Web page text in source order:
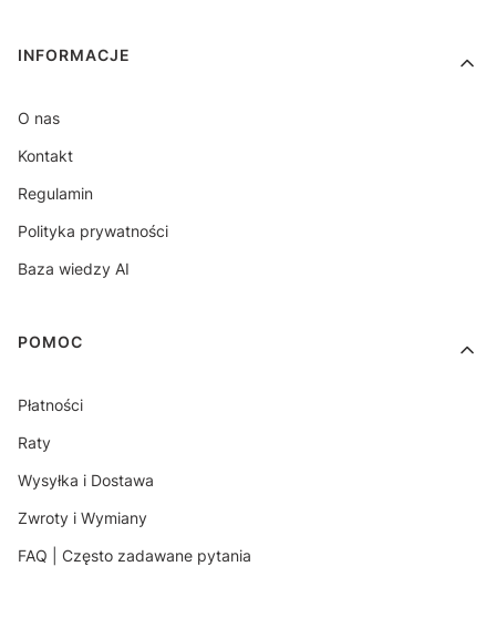
INFORMACJE
O nas
Kontakt
Regulamin
Polityka prywatności
Baza wiedzy AI
POMOC
Płatności
Raty
Wysyłka i Dostawa
Zwroty i Wymiany
FAQ | Często zadawane pytania